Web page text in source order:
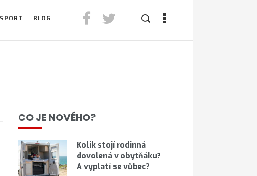
SPORT BLOG
CO JE NOVÉHO?
Kolik stojí rodinná
dovolená v obytňáku?
A vyplatí se vůbec?